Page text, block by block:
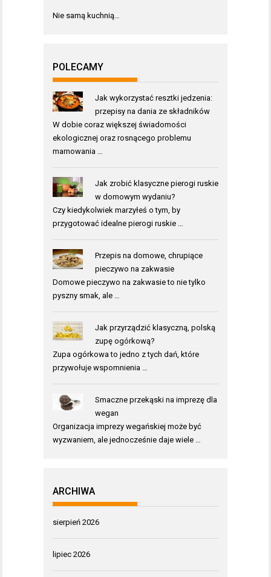
Nie samą kuchnią…
POLECAMY
Jak wykorzystać resztki jedzenia:
przepisy na dania ze składników
W dobie coraz większej świadomości
ekologicznej oraz rosnącego problemu
marnowania …
Jak zrobić klasyczne pierogi ruskie
w domowym wydaniu?
Czy kiedykolwiek marzyłeś o tym, by
przygotować idealne pierogi ruskie …
Przepis na domowe, chrupiące
pieczywo na zakwasie
Domowe pieczywo na zakwasie to nie tylko
pyszny smak, ale …
Jak przyrządzić klasyczną, polską
zupę ogórkową?
Zupa ogórkowa to jedno z tych dań, które
przywołuje wspomnienia …
Smaczne przekąski na imprezę dla
wegan
Organizacja imprezy wegańskiej może być
wyzwaniem, ale jednocześnie daje wiele …
ARCHIWA
sierpień 2026
lipiec 2026